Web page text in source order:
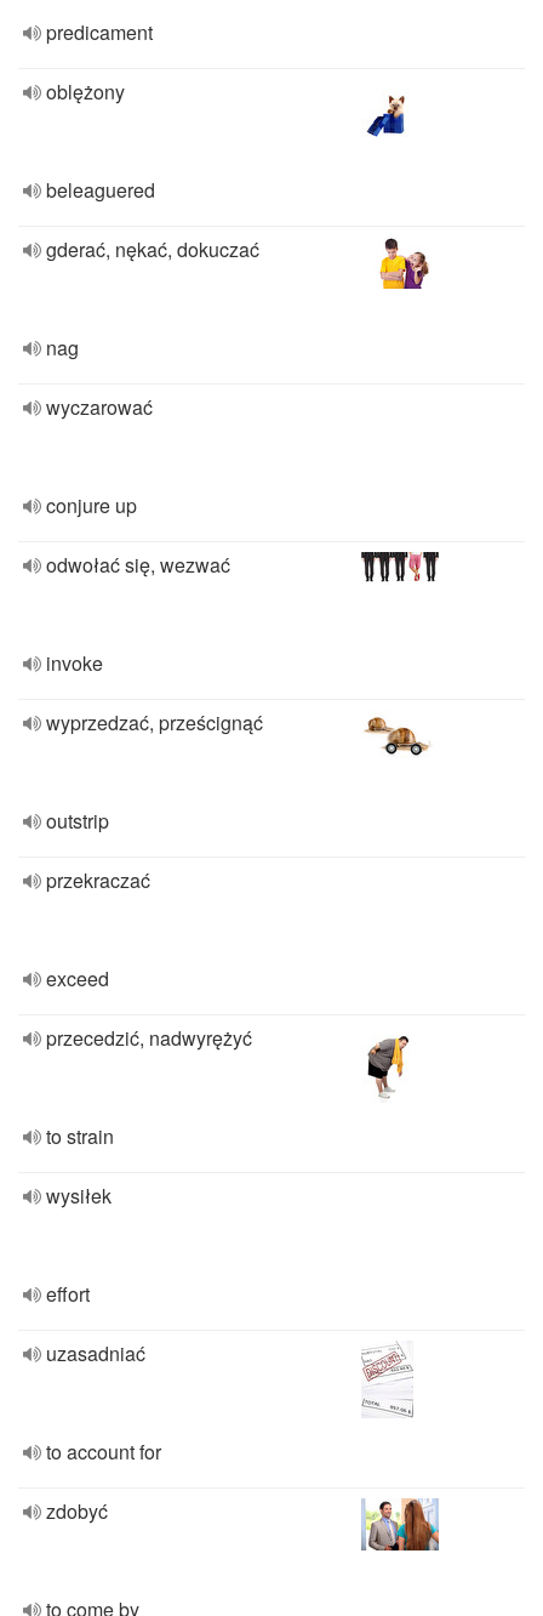
predicament
oblężony
beleaguered
gderać, nękać, dokuczać
nag
wyczarować
conjure up
odwołać się, wezwać
invoke
wyprzedzać, prześcignąć
outstrip
przekraczać
exceed
przecedzić, nadwyrężyć
to strain
wysiłek
effort
uzasadniać
to account for
zdobyć
to come by